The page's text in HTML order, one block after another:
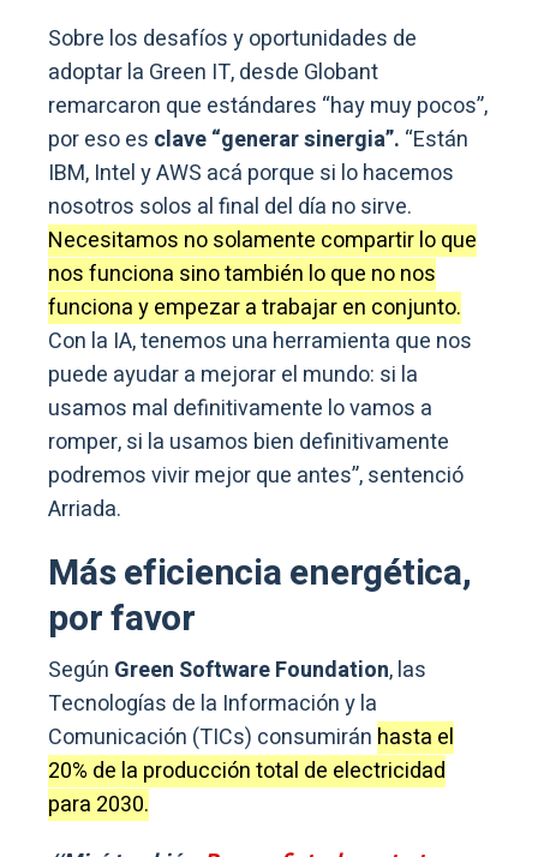
Sobre los desafíos y oportunidades de
adoptar la Green IT, desde Globant
remarcaron que estándares “hay muy pocos”,
por eso es clave “generar sinergia”. “Están
IBM, Intel y AWS acá porque si lo hacemos
nosotros solos al final del día no sirve.
Necesitamos no solamente compartir lo que
nos funciona sino también lo que no nos
funciona y empezar a trabajar en conjunto.
Con la IA, tenemos una herramienta que nos
puede ayudar a mejorar el mundo: si la
usamos mal definitivamente lo vamos a
romper, si la usamos bien definitivamente
podremos vivir mejor que antes”, sentenció
Arriada.
Más eficiencia energética,
por favor
Según Green Software Foundation, las
Tecnologías de la Información y la
Comunicación (TICs) consumirán hasta el
20% de la producción total de electricidad
para 2030.